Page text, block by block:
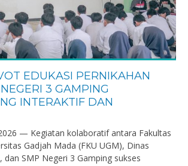
EDUKASI PERNIKAHAN
3 GAMPING
INTERAKTIF DAN
— Kegiatan kolaboratif antara Fakultas
Gadjah Mada (FKU UGM), Dinas
dan SMP Negeri 3 Gamping sukses